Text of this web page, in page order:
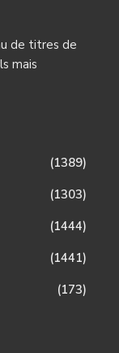
de titres de
mais
(1389)
(1303)
(1444)
(1441)
(173)